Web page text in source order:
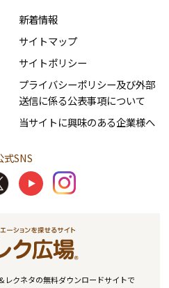
新着情報
サイトマップ
サイトポリシー
プライバシーポリシー及び外部
送信に係る公表事項について
当サイトに興味のある企業様へ
式SNS
クネタの無料ダウンロードサイトで